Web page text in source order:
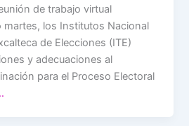
de trabajo virtual
martes, los Institutos Nacional
de Elecciones (ITE)
y adecuaciones al
para el Proceso Electoral